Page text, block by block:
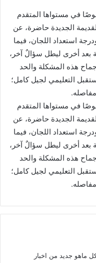
في مستواها المتقدم
الجديدة حاضرة، عن
استعداد اللجان، فيما
أخرى ليطل سؤالٌ آخر،
هذه المشكلة والحد
التعليمي لجيل كامل؛
في مستواها المتقدم
الجديدة حاضرة، عن
استعداد اللجان، فيما
أخرى ليطل سؤالٌ آخر،
هذه المشكلة والحد
التعليمي لجيل كامل؛
ماهو جديد من اخبار